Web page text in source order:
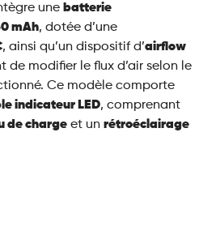
une batterie
mAh, dotée d’une
, ainsi qu’un dispositif d’airflow
modifier le flux d’air selon le
Ce modèle comporte
indicateur LED, comprenant
de chargeet un rétroéclairage